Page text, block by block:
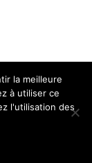
la meilleure
à utiliser ce
l'utilisation des